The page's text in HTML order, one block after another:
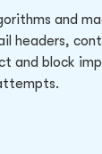
and
headers,
and block